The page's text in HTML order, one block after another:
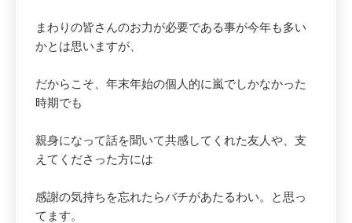
まわりの皆さんのお力が必要である事が今年も多い
かとは思いますが、
だからこそ、年末年始の個人的に嵐でしかなかった
時期でも
親身になって話を聞いて共感してくれた友人や、支
えてくださった方には
感謝の気持ちを忘れたらバチがあたるわい。と思っ
てます。